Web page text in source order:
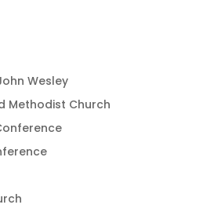
Wesley
Methodist Church